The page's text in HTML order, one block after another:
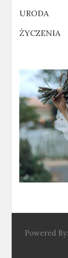
URODA
ŻYCZENIA
Powered By: